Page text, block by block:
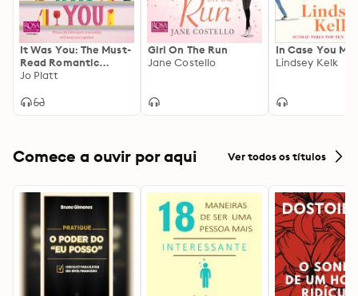
It Was You: The Must-
Read Romantic
Comedy
Jo Platt
Girl On The Run
Jane Costello
In Case You
Lindsey Kelk
Comece a ouvir por aqui Ver todos os títulos